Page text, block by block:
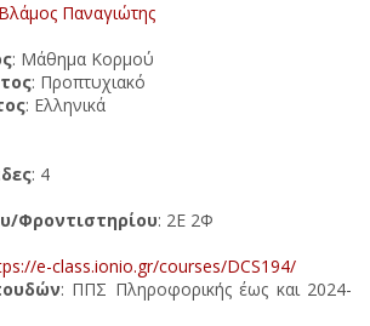
Βλάμος Παναγιώτης
: Μάθημα Κορμού
: Προπτυχιακό
: Ελληνικά
: 4
Φροντιστηρίου: 2Ε 2Φ
e-class.ionio.gr/courses/DCS194/
: ΠΠΣ Πληροφορικής έως και 2024-